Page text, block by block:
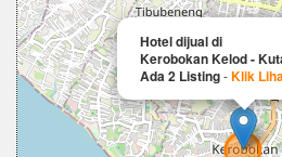
Hotel dijual di
Kerobokan Kelod -
Ada 2 Listing-Klik